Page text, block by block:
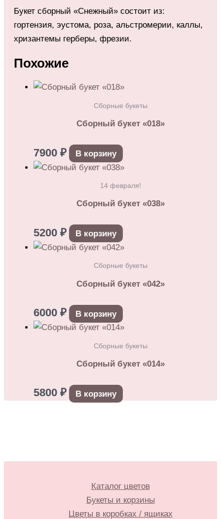
Букет сборный «Снежный» состоит из:
гортензия, эустома, роза, альстромерии, каллы,
хризантемы герберы, фрезии.
Похожие
Сборные букеты
Сборный букет «018»
7900 ₽ В корзину
14 февраля!
Сборный букет «038»
5200 ₽ В корзину
Сборные букеты
Сборный букет «042»
6000 ₽ В корзину
Сборные букеты
Сборный букет «014»
5800 ₽ В корзину
Каталог цветов
Букеты и корзины
Цветы в коробках / ящиках